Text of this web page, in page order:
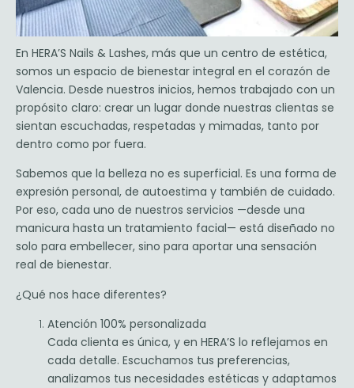
En HERA’S Nails & Lashes, más que un centro de estética,
somos un espacio de bienestar integral en el corazón de
Valencia. Desde nuestros inicios, hemos trabajado con un
propósito claro: crear un lugar donde nuestras clientas se
sientan escuchadas, respetadas y mimadas, tanto por
dentro como por fuera.
Sabemos que la belleza no es superficial. Es una forma de
expresión personal, de autoestima y también de cuidado.
Por eso, cada uno de nuestros servicios —desde una
manicura hasta un tratamiento facial— está diseñado no
solo para embellecer, sino para aportar una sensación
real de bienestar.
¿Qué nos hace diferentes?
Atención 100% personalizada
Cada clienta es única, y en HERA’S lo reflejamos en
cada detalle. Escuchamos tus preferencias,
analizamos tus necesidades estéticas y adaptamos